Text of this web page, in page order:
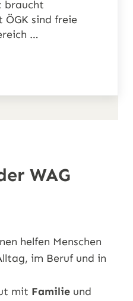
braucht
ÖGK sind freie
…
strengt
WAG
helfen Menschen
im Beruf und in
mit Familie und